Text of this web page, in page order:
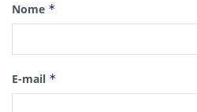
Nome *
E-mail *